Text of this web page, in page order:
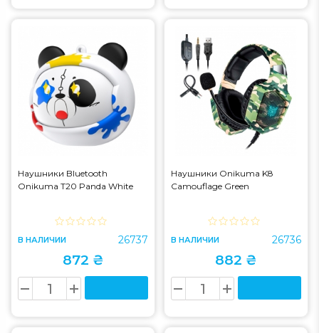
Наушники Bluetooth
Onikuma T20 Panda White
В НАЛИЧИИ 26737
872 ₴
Наушники Onikuma K8
Camouflage Green
В НАЛИЧИИ 26736
882 ₴